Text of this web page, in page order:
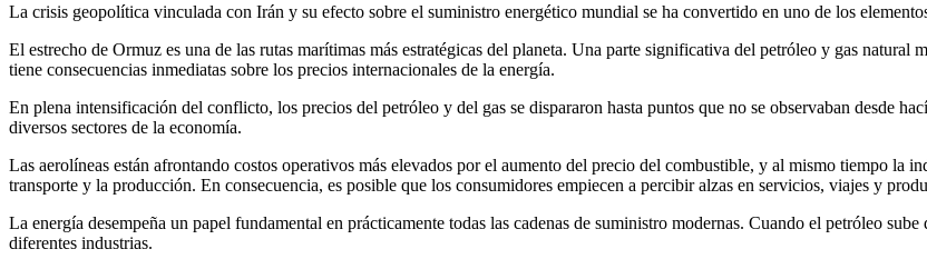
La crisis geopolítica vinculada con Irán y su efecto sobre el suministro energético mundial se ha convertido en uno de los
El estrecho de Ormuz es una de las rutas marítimas más estratégicas del planeta. Una parte significativa del petróleo y gas
tiene consecuencias inmediatas sobre los precios internacionales de la energía.
En plena intensificación del conflicto, los precios del petróleo y del gas se dispararon hasta puntos que no se observaban desde
diversos sectores de la economía.
Las aerolíneas están afrontando costos operativos más elevados por el aumento del precio del combustible, y al mismo tiempo la
transporte y la producción. En consecuencia, es posible que los consumidores empiecen a percibir alzas en servicios, viajes y
La energía desempeña un papel fundamental en prácticamente todas las cadenas de suministro modernas. Cuando el petróleo
diferentes industrias.